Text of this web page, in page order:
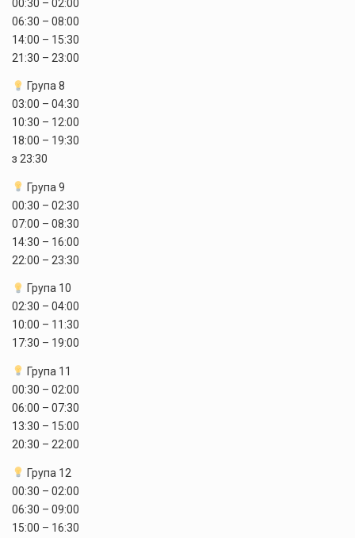
00:30 – 02:00
06:30 – 08:00
14:00 – 15:30
21:30 – 23:00
Група 8
03:00 – 04:30
10:30 – 12:00
18:00 – 19:30
з 23:30
Група 9
00:30 – 02:30
07:00 – 08:30
14:30 – 16:00
22:00 – 23:30
Група 10
02:30 – 04:00
10:00 – 11:30
17:30 – 19:00
Група 11
00:30 – 02:00
06:00 – 07:30
13:30 – 15:00
20:30 – 22:00
Група 12
00:30 – 02:00
06:30 – 09:00
15:00 – 16:30